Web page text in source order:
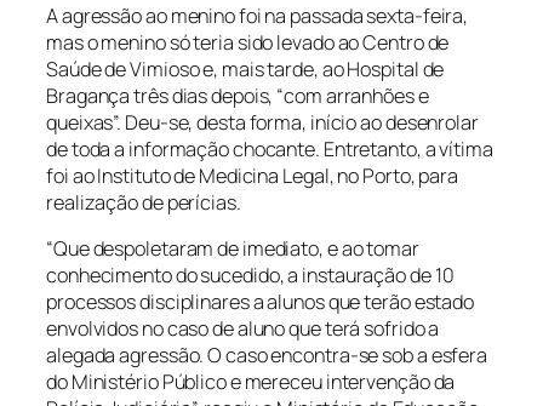
A agressão ao menino foi na passada sexta-feira,
mas o menino só teria sido levado ao Centro de
Saúde de Vimioso e, mais tarde, ao Hospital de
Bragança três dias depois, “com arranhões e
queixas”. Deu-se, desta forma, início ao desenrolar
de toda a informação chocante. Entretanto, a vítima
foi ao Instituto de Medicina Legal, no Porto, para
realização de perícias.
“Que despoletaram de imediato, e ao tomar
conhecimento do sucedido, a instauração de 10
processos disciplinares a alunos que terão estado
envolvidos no caso de aluno que terá sofrido a
alegada agressão. O caso encontra-se sob a esfera
do Ministério Público e mereceu intervenção da